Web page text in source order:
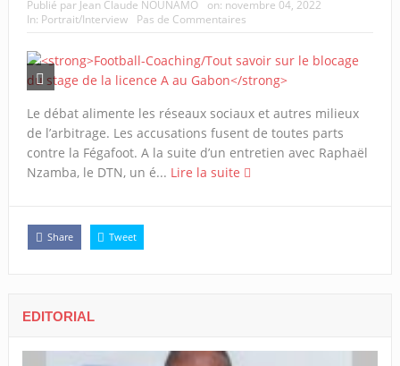
Publié par Jean Claude NOUNAMO on: novembre 04, 2022
In: Portrait/Interview Pas de Commentaires
Le débat alimente les réseaux sociaux et autres milieux
de l’arbitrage. Les accusations fusent de toutes parts
contre la Fégafoot. A la suite d’un entretien avec Raphaël
Nzamba, le DTN, un é... Lire la suite
Share Tweet
EDITORIAL